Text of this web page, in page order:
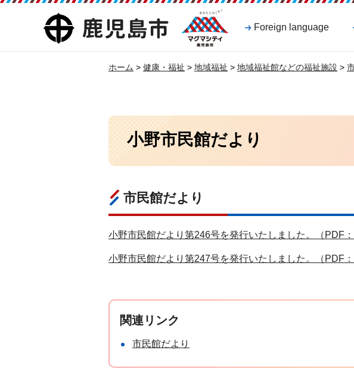
鹿児島市
マグマシティ
鹿児島市
Foreign language
ホーム > 健康・福祉 > 地域福祉 > 地域福祉館などの福祉施設 >
小野市民館だより
市民館だより
小野市民館だより第246号を発行いたしました。（PDF：
小野市民館だより第247号を発行いたしました。（PDF：
関連リンク
市民館だより